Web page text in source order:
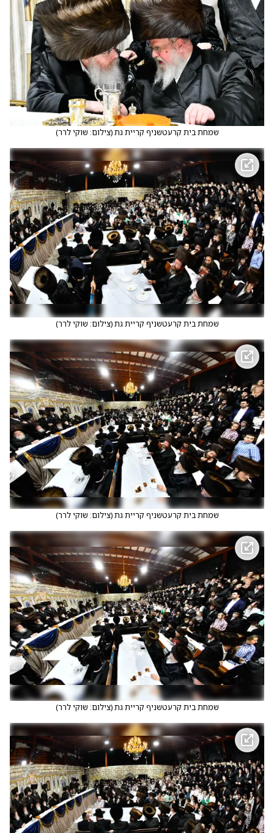
שמחת בית קרעטשניף קריית גת(צילום: שוקי לרר)
שמחת בית קרעטשניף קריית גת(צילום: שוקי לרר)
שמחת בית קרעטשניף קריית גת(צילום: שוקי לרר)
שמחת בית קרעטשניף קריית גת(צילום: שוקי לרר)